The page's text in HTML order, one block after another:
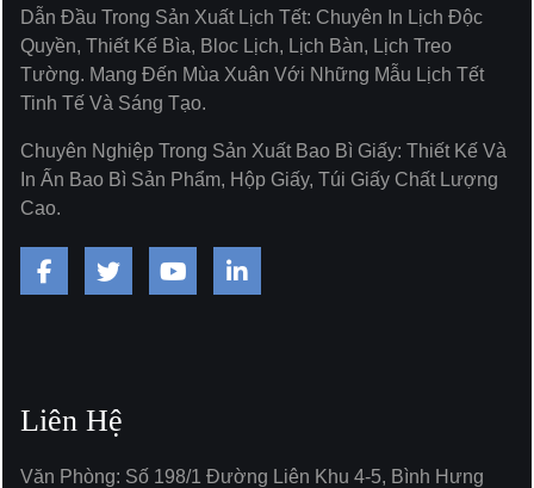
Dẫn Đầu Trong Sản Xuất Lịch Tết: Chuyên In Lịch Độc
Quyền, Thiết Kế Bìa, Bloc Lịch, Lịch Bàn, Lịch Treo
Tường. Mang Đến Mùa Xuân Với Những Mẫu Lịch Tết
Tinh Tế Và Sáng Tạo.
Chuyên Nghiệp Trong Sản Xuất Bao Bì Giấy: Thiết Kế Và
In Ấn Bao Bì Sản Phẩm, Hộp Giấy, Túi Giấy Chất Lượng
Cao.
Liên Hệ
Văn Phòng: Số 198/1 Đường Liên Khu 4-5, Bình Hưng